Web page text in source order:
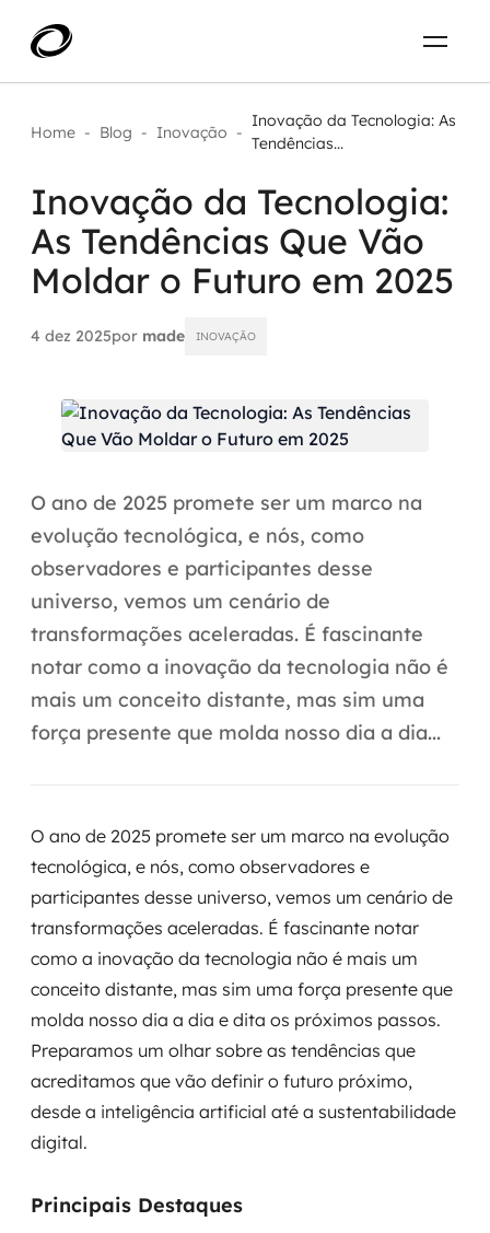
Aplicar IA com impacto real
AI / Machine Learning
IA Generativa
Aceleradores de IA
Automação inteligente
Integração de IA
RPA e hiperautomação
AI Day
Transformar dados em decisão
Data Analytics
Data Platforms
Business Intelligence
Data Lakes & Warehouses
Governança de dados
Modernização de aplicações
Desenvolvimento web e mobile
Modernização tecnológica
Arquitetura de soluções
Projetos
Home - Blog - Inovação -
Inovação da Tecnologia: As
Tendências...
Inovação da Tecnologia:
As Tendências Que Vão
Moldar o Futuro em 2025
4 dez 2025por made INOVAÇÃO
O ano de 2025 promete ser um marco na
evolução tecnológica, e nós, como
observadores e participantes desse
universo, vemos um cenário de
transformações aceleradas. É fascinante
notar como a inovação da tecnologia não é
mais um conceito distante, mas sim uma
força presente que molda nosso dia a dia...
O ano de 2025 promete ser um marco na evolução
tecnológica, e nós, como observadores e
participantes desse universo, vemos um cenário de
transformações aceleradas. É fascinante notar
como a inovação da tecnologia não é mais um
conceito distante, mas sim uma força presente que
molda nosso dia a dia e dita os próximos passos.
Preparamos um olhar sobre as tendências que
acreditamos que vão definir o futuro próximo,
desde a inteligência artificial até a sustentabilidade
digital.
Principais Destaques